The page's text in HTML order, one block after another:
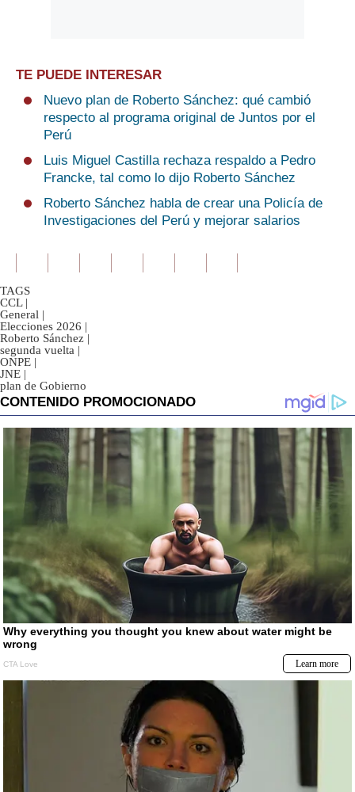
TE PUEDE INTERESAR
Nuevo plan de Roberto Sánchez: qué cambió
respecto al programa original de Juntos por el
Perú
Luis Miguel Castilla rechaza respaldo a Pedro
Francke, tal como lo dijo Roberto Sánchez
Roberto Sánchez habla de crear una Policía de
Investigaciones del Perú y mejorar salarios
TAGS
CCL |
General |
Elecciones 2026 |
Roberto Sánchez |
segunda vuelta |
ONPE |
JNE |
plan de Gobierno